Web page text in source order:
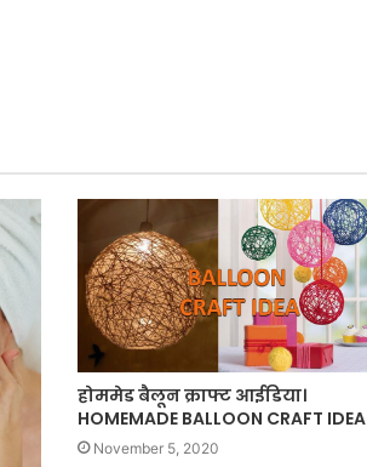
होममेड बैलून क्राफ्ट आईडिया।
HOMEMADE BALLOON CRAFT IDEA
November 5, 2020